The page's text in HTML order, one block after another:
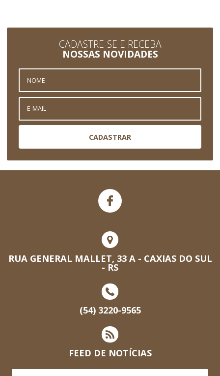
CADASTRE-SE E RECEBA
NOSSAS NOVIDADES
CADASTRAR
RUA GENERAL MALLET, 33 A - CAXIAS DO SUL
- RS
(54) 3220-9565
FEED DE NOTÍCIAS